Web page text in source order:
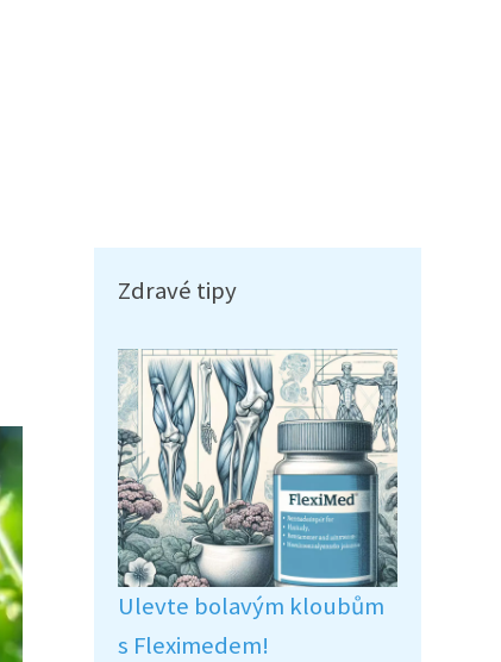
Zdravé tipy
Ulevte bolavým kloubům
s Fleximedem!